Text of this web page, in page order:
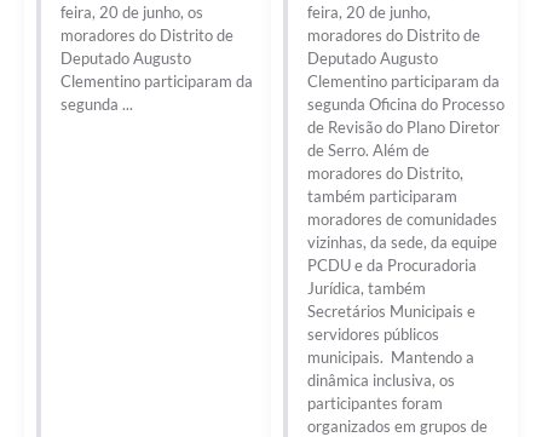
feira, 20 de junho, os
moradores do Distrito de
Deputado Augusto
Clementino participaram da
segunda ...
feira, 20 de junho,
moradores do Distrito de
Deputado Augusto
Clementino participaram da
segunda Oficina do Processo
de Revisão do Plano Diretor
de Serro. Além de
moradores do Distrito,
também participaram
moradores de comunidades
vizinhas, da sede, da equipe
PCDU e da Procuradoria
Jurídica, também
Secretários Municipais e
servidores públicos
municipais. Mantendo a
dinâmica inclusiva, os
participantes foram
organizados em grupos de